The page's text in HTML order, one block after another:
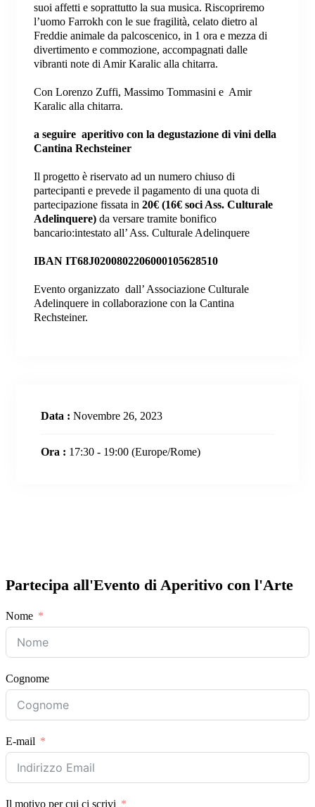
suoi affetti e soprattutto la sua musica. Riscopriremo
l’uomo Farrokh con le sue fragilità, celato dietro al
Freddie animale da palcoscenico, in 1 ora e mezza di
divertimento e commozione, accompagnati dalle
vibranti note di Amir Karalic alla chitarra.
Con Lorenzo Zuffi, Massimo Tommasini e Amir
Karalic alla chitarra.
a seguire aperitivo con la degustazione di vini della
Cantina Rechsteiner
Il progetto è riservato ad un numero chiuso di
partecipanti e prevede il pagamento di una quota di
partecipazione fissata in 20€ (16€ soci Ass. Culturale
Adelinquere) da versare tramite bonifico
bancario:intestato all’ Ass. Culturale Adelinquere
IBAN IT68J0200802206000105628510
Evento organizzato dall’ Associazione Culturale
Adelinquere in collaborazione con la Cantina
Rechsteiner.
Data : Novembre 26, 2023
Ora : 17:30 - 19:00 (Europe/Rome)
Partecipa all'Evento di Aperitivo con l'Arte
Nome
Cognome
E-mail
Il motivo per cui ci scrivi